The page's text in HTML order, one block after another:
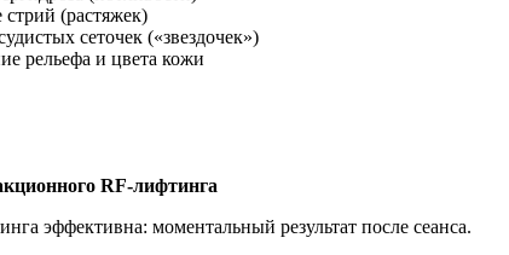
(растяжек)
сеточек («звездочек»)
рельефа и цвета кожи
RF-лифтинга
эффективна: моментальный результат после сеанса.